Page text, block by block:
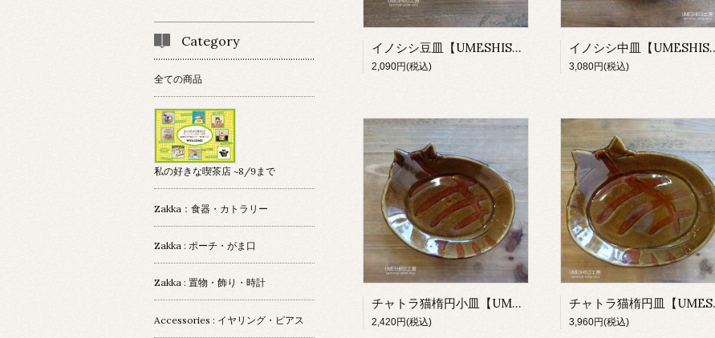
イノシシ豆皿【UMESHISO工房】
2,090円(税込)
イノシシ中
3,080円(税込)
チャトラ猫楕円小皿【UMESHISO工房】
2,420円(税込)
チャ
3,960円(税込)
Category
全ての商品
私の好きな喫茶店 ~8/9まで
Zakka：食器・カトラリー
Zakka : ポーチ・がま口
Zakka : 置物・飾り・時計
Accessories : イヤリング・ピアス